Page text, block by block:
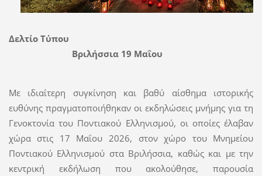
Δελτίο Τύπου
Βριλήσσια 19 Μαΐου
Με ιδιαίτερη συγκίνηση και βαθύ αίσθημα ιστορικής
ευθύνης πραγματοποιήθηκαν οι εκδηλώσεις μνήμης για τη
Γενοκτονία του Ποντιακού Ελληνισμού, οι οποίες έλαβαν
χώρα στις 17 Μαΐου 2026, στον χώρο του Μνημείου
Ποντιακού Ελληνισμού στα Βριλήσσια, καθώς και με την
κεντρική εκδήλωση που ακολούθησε, παρουσία